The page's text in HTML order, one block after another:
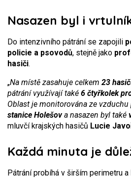
Nasazen byl i
Do intenzivního pátrání se zapojili
policie a psovodů, stejně jako
hasiči.
„Na místě zasahuje celkem 23
pátrání využívají také 6 čtyřkolek
Oblast je monitorována ze
stanice Holešova nasazen byl také
mluvčí krajských hasičů Lucie
Každá minuta je
Pátrání probíhá v širším perimetru a